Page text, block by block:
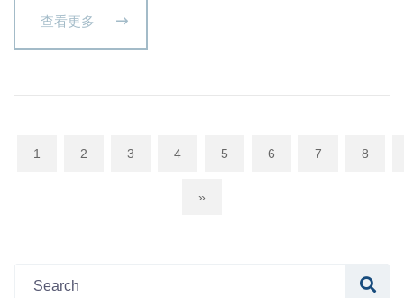
查看更多
1 2 3 4 5 6 7 8
»